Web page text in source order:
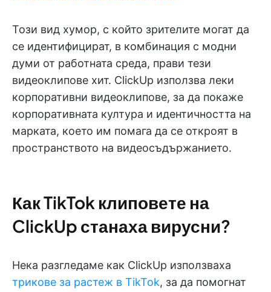
Този вид хумор, с който зрителите могат да
се идентифицират, в комбинация с модни
думи от работната среда, прави тези
видеоклипове хит. ClickUp използва леки
корпоративни видеоклипове, за да покаже
корпоративната култура и идентичността на
марката, което им помага да се откроят в
пространството на видеосъдържанието.
Как TikTok клиповете на
ClickUp станаха вирусни?
Нека разгледаме как ClickUp използваха
трикове за растеж в TikTok, за да помогнат